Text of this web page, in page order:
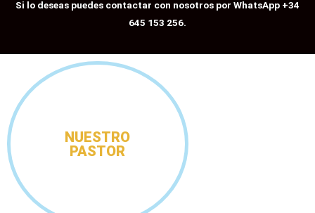
Si lo deseas puedes contactar con nosotros por WhatsApp +34
645 153 256.
NUESTRO
PASTOR